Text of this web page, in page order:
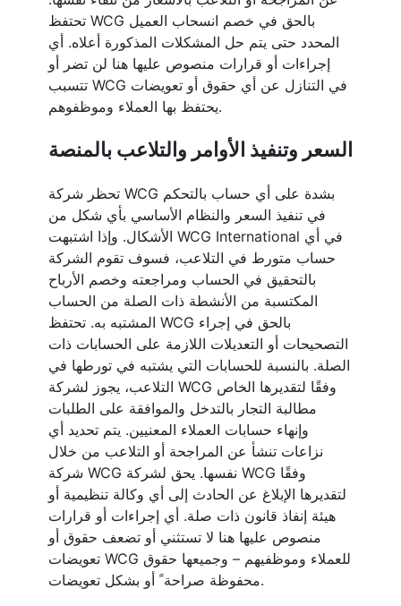
تحتفظ WCG بالحق في خصم انسحاب العميل
المحدد حتى يتم حل المشكلات المذكورة أعلاه. أي
إجراءات أو قرارات منصوص عليها هنا لن تضر أو
تتسبب WCG في التنازل عن أي حقوق أو تعويضات
يحتفظ بها العملاء وموظفوهم.
السعر وتنفيذ الأوامر والتلاعب بالمنصة
تحظر شركة WCG بشدة على أي حساب بالتحكم
في تنفيذ السعر والنظام الأساسي بأي شكل من
الأشكال. وإذا اشتبهت WCG International في أي
حساب متورط في التلاعب، فسوف تقوم الشركة
بالتحقيق في الحساب ومراجعته وخصم الأرباح
المكتسبة من الأنشطة ذات الصلة من الحساب
المشتبه به. تحتفظ WCG بالحق في إجراء
التصحيحات أو التعديلات اللازمة على الحسابات ذات
الصلة. بالنسبة للحسابات التي يشتبه في تورطها في
التلاعب، يجوز لشركة WCG وفقًا لتقديرها الخاص
مطالبة التجار بالتدخل والموافقة على الطلبات
وإنهاء حسابات العملاء المعنيين. يتم تحديد أي
نزاعات تنشأ عن المراجحة أو التلاعب من خلال
شركة WCG نفسها. يحق لشركة WCG وفقًا
لتقديرها الإبلاغ عن الحادث إلى أي وكالة تنظيمية أو
هيئة إنفاذ قانون ذات صلة. أي إجراءات أو قرارات
منصوص عليها هنا لا تستثني أو تضعف حقوق أو
تعويضات WCG للعملاء وموظفيهم – وجميعها حقوق
محفوظة صراحة ً أو بشكل تعويضات.